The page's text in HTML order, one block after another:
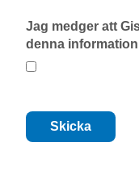
Jag medger att
denna information